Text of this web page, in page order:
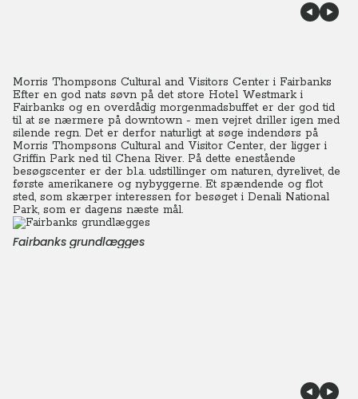
Morris Thompsons Cultural and Visitors Center i Fairbanks
Efter en god nats søvn på det store Hotel Westmark i
Fairbanks og en overdådig morgenmadsbuffet er der god tid
til at se nærmere på downtown - men vejret driller igen med
silende regn. Det er derfor naturligt at søge indendørs på
Morris Thompsons Cultural and Visitor Center, der ligger i
Griffin Park ned til Chena River. På dette enestående
besøgscenter er der bl.a. udstillinger om naturen, dyrelivet, de
første amerikanere og nybyggerne. Et spændende og flot
sted, som skærper interessen for besøget i Denali National
Park, som er dagens næste mål.
Fairbanks grundlægges